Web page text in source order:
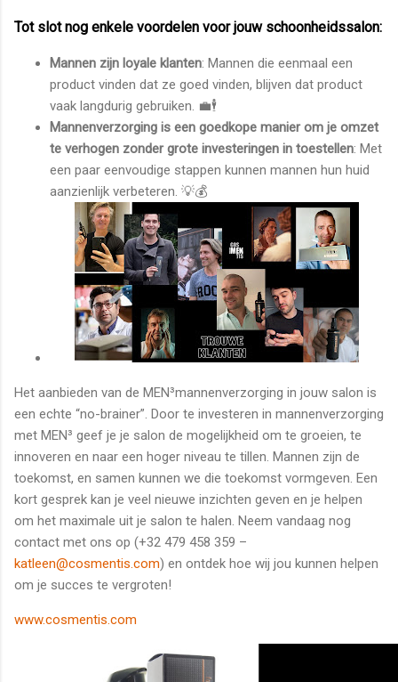
Tot slot nog enkele voordelen voor jouw schoonheidssalon:
Mannen zijn loyale klanten: Mannen die eenmaal een
product vinden dat ze goed vinden, blijven dat product
vaak langdurig gebruiken. 💼🕴️
Mannenverzorging is een goedkope manier om je omzet
te verhogen zonder grote investeringen in toestellen: Met
een paar eenvoudige stappen kunnen mannen hun huid
aanzienlijk verbeteren. 💡💰
Het aanbieden van de MEN³mannenverzorging in jouw salon is
een echte “no-brainer”. Door te investeren in mannenverzorging
met MEN³ geef je je salon de mogelijkheid om te groeien, te
innoveren en naar een hoger niveau te tillen. Mannen zijn de
toekomst, en samen kunnen we die toekomst vormgeven. Een
kort gesprek kan je veel nieuwe inzichten geven en je helpen
om het maximale uit je salon te halen. Neem vandaag nog
contact met ons op (+32 479 458 359 –
katleen@cosmentis.com) en ontdek hoe wij jou kunnen helpen
om je succes te vergroten!
www.cosmentis.com